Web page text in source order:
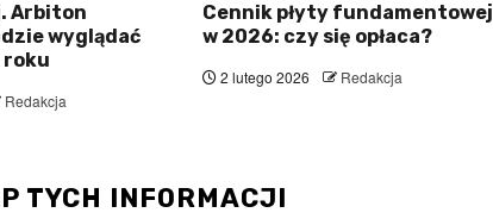
Arbiton
wyglądać
roku
Redakcja
Cennik płyty fundamentowej
w 2026: czy się opłaca?
2 lutego 2026 Redakcja
TYCH INFORMACJI